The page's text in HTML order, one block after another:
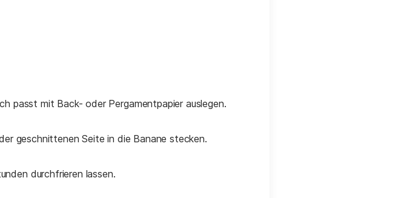
passt mit Back- oder Pergamentpapier auslegen.
geschnittenen Seite in die Banane stecken.
durchfrieren lassen.